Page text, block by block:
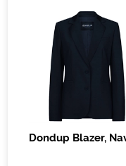
Dondup Blazer,